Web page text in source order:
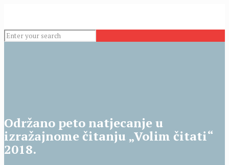
Održano peto natjecanje u
izražajnome čitanju „Volim čitati“
2018.